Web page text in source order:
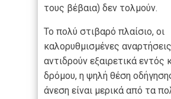
τους βέβαια) δεν τολμούν.
Το πολύ στιβαρό πλαίσιο, οι
καλορυθμισμένες
αντιδρούν εξαιρετικά εντός
δρόμου, η ψηλή θέση
άνεση είναι μερικά από τα